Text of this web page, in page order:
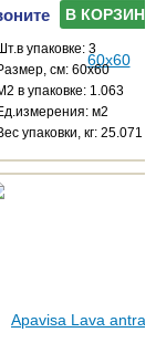
В КОРЗИНУ
упаковке: 3
см: 60x60
в упаковке: 1.063
м2
упаковки, кг: 25.071